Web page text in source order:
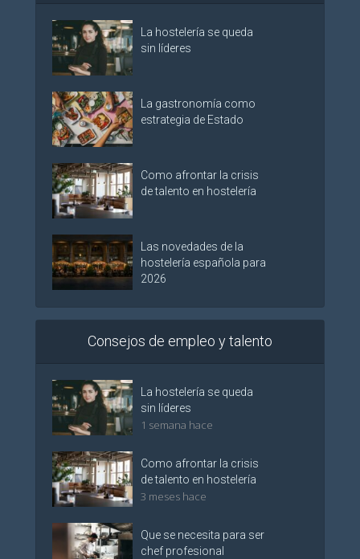
La hostelería se queda
sin líderes
La gastronomía como
estrategia de Estado
Como afrontar la crisis
de talento en hostelería
Las novedades de la
hostelería española para
2026
Consejos de empleo y talento
La hostelería se queda
sin líderes
1 semana hace
Como afrontar la crisis
de talento en hostelería
3 meses hace
Que se necesita para ser
chef profesional